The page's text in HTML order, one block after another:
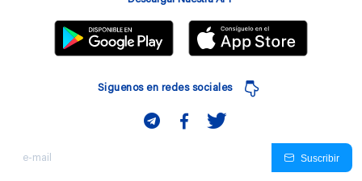
Siguenos en redes sociales
Suscribir